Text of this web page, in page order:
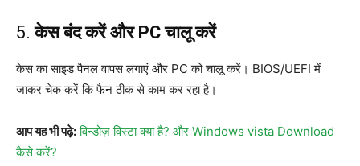
5.केस बंद करें और PC चालू करें
केस का साइड पैनल वापस लगाएं और PC को चालू करें। BIOS/UEFI में
जाकर चेक करें कि फैन ठीक से काम कर रहा है।
आप यह भी पढ़े: विन्डोज़ विस्टा क्या है? और Windows vista Download
कैसे करें?